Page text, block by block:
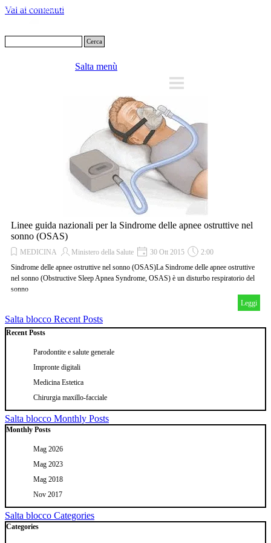
Vai ai contenuti
Cerca
Salta menù
Linee guida nazionali per la Sindrome delle apnee ostruttive nel
sonno (OSAS)
MEDICINA Ministero della Salute 30 Ott 2015
2:00
Sindrome delle apnee ostruttive nel sonno (OSAS)La Sindrome delle apnee ostruttive
nel sonno (Obstructive Sleep Apnea Syndrome, OSAS) è un disturbo respiratorio del
sonno
Leggi
Salta blocco Recent Posts
Recent Posts
Parodontite e salute generale
Impronte digitali
Medicina Estetica
Chirurgia maxillo-facciale
Salta blocco Monthly Posts
Monthly Posts
Mag 2026
Mag 2023
Mag 2018
Nov 2017
Salta blocco Categories
Categories